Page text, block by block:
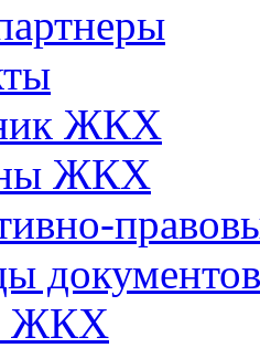
ЖКХ
ЖКХ
документов
ЖКХ